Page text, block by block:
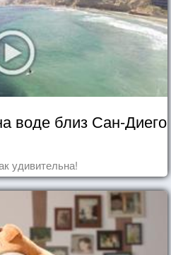
воде близ Сан-Диего
удивительна!